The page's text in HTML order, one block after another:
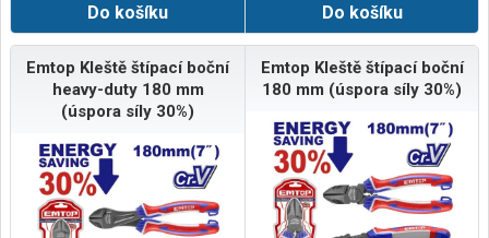
Do košíku
Do košíku
Emtop Kleště štípací boční
heavy-duty 180 mm
(úspora síly 30%)
Emtop Kleště štípací boční
180 mm (úspora síly 30%)